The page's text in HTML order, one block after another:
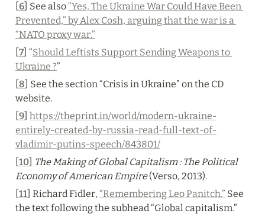
[6] See also “Yes, The Ukraine War Could Have Been
Prevented,” by Alex Cosh, arguing that the war is a
“NATO proxy war.”
[7] “Should Leftists Support Sending Weapons to
Ukraine ?”
[8] See the section “Crisis in Ukraine” on the CD
website.
[9] https://theprint.in/world/modern-ukraine-
entirely-created-by-russia-read-full-text-of-
vladimir-putins-speech/843801/
[10] The Making of Global Capitalism : The Political
Economy of American Empire (Verso, 2013).
[11] Richard Fidler, “Remembering Leo Panitch.” See
the text following the subhead “Global capitalism.”